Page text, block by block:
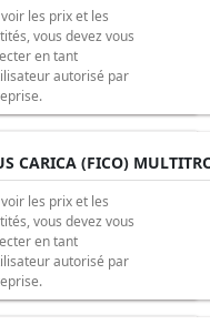
les prix et les
vous devez vous
en tant
autorisé par
Clt 65 H.170/+
CARICA (FICO)
les prix et les
vous devez vous
en tant
autorisé par